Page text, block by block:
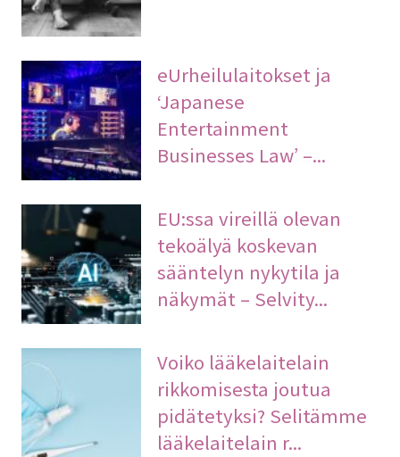
eUrheilulaitokset ja
‘Japanese
Entertainment
Businesses Law’ –...
EU:ssa vireillä olevan
tekoälyä koskevan
sääntelyn nykytila ja
näkymät – Selvity...
Voiko lääkelaitelain
rikkomisesta joutua
pidätetyksi? Selitämme
lääkelaitelain r...